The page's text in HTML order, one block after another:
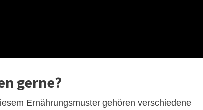
gerne?
Ernährungsmuster gehören verschiedene